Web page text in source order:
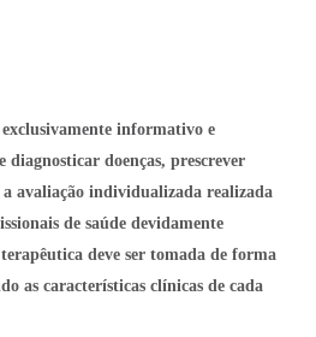
informativo e
diagnosticar doenças, prescrever
avaliação individualizada realizada
de saúde devidamente
deve ser tomada de forma
as características clínicas de cada